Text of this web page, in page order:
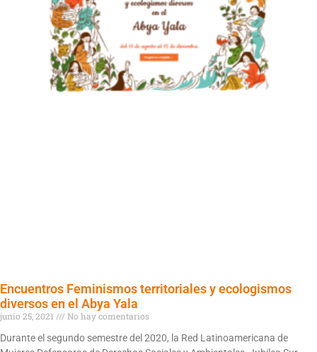
Encuentros Feminismos territoriales y ecologismos
diversos en el Abya Yala
junio 25, 2021
No hay comentarios
Durante el segundo semestre del 2020, la Red Latinoamericana de